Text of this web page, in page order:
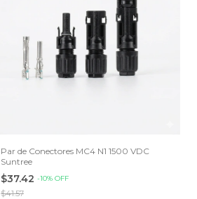
Par de Conectores MC4 N1 1500 VDC
Suntree
$37.42 -10% OFF
$41.57